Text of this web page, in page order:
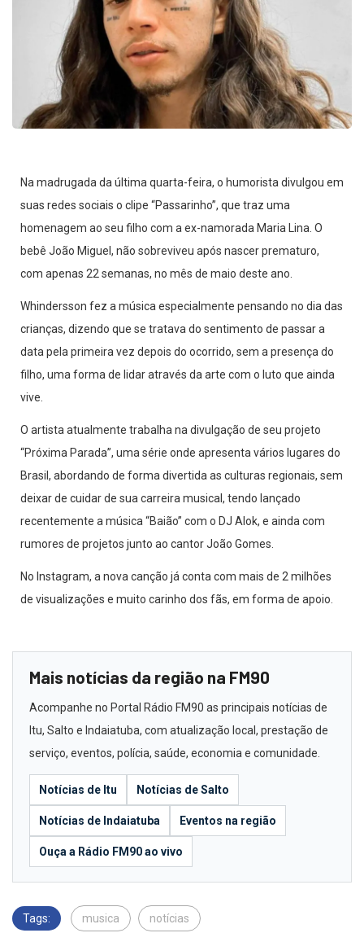
Na madrugada da última quarta-feira, o humorista divulgou em
suas redes sociais o clipe “Passarinho”, que traz uma
homenagem ao seu filho com a ex-namorada Maria Lina. O
bebê João Miguel, não sobreviveu após nascer prematuro,
com apenas 22 semanas, no mês de maio deste ano.
Whindersson fez a música especialmente pensando no dia das
crianças, dizendo que se tratava do sentimento de passar a
data pela primeira vez depois do ocorrido, sem a presença do
filho, uma forma de lidar através da arte com o luto que ainda
vive.
O artista atualmente trabalha na divulgação de seu projeto
“Próxima Parada”, uma série onde apresenta vários lugares do
Brasil, abordando de forma divertida as culturas regionais, sem
deixar de cuidar de sua carreira musical, tendo lançado
recentemente a música “Baião” com o DJ Alok, e ainda com
rumores de projetos junto ao cantor João Gomes.
No Instagram, a nova canção já conta com mais de 2 milhões
de visualizações e muito carinho dos fãs, em forma de apoio.
Mais notícias da região na FM90
Acompanhe no Portal Rádio FM90 as principais notícias de
Itu, Salto e Indaiatuba, com atualização local, prestação de
serviço, eventos, polícia, saúde, economia e comunidade.
Notícias de Itu Notícias de Salto
Notícias de Indaiatuba Eventos na região
Ouça a Rádio FM90 ao vivo
Tags: musica notícias